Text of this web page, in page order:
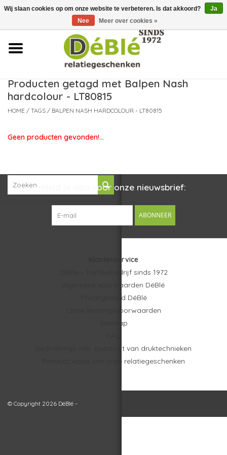
Over ons
Contact
Nieuws
Producten getagd met Balpen Nash
hardcolour - LT80815
HOME / TAGS / BALPEN NASH HARDCOLOUR - LT80815
Geen producten gevonden!...
Meld je aan voor onze nieuwsbrief:
ABONNEER
Klantenservice
DéBlé – Familiebedrijf sinds 1972
Algemene voorwaarden DéBlé
Privacybeleid DéBlé
Onze leveringsvoorwaarden
Sitemap
Bedrukkings-info: overzicht van druktechnieken
Product video van onze relatiegeschenken
© Copyright 2026 DéBlé -
Wij slaan cookies op om onze website te verbeteren. Is dat akkoord?
Ja
Nee
Meer over cookies »